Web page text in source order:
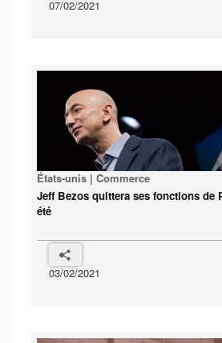
07/02/2021
États-unis | Commerce
Jeff Bezos quittera ses fonctions de
été
03/02/2021